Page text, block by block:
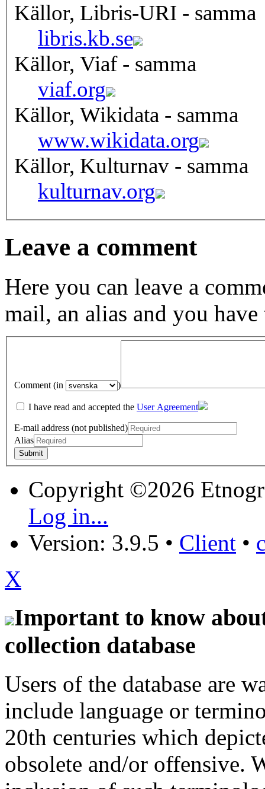
Källor, Libris-URI - samma
libris.kb.se
Källor, Viaf - samma
viaf.org
Källor, Wikidata - samma
www.wikidata.org
Källor, Kulturnav - samma
kulturnav.org
Leave a comment
Here you can leave a
mail, an alias and you have
Comment (in )
I have read and accepted the User Agreement
E-mail address (not published)
Alias
Copyright ©2026
Log in...
Version: 3.9.5 • Client •
X
Important to know
collection database
Users of the database are
include language or
20th centuries which
obsolete and/or offensive.